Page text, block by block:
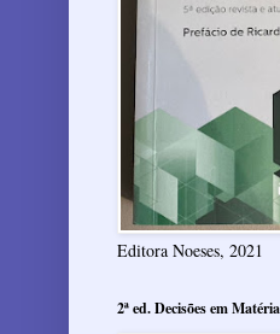
Editora Noeses, 2021
2ª ed. Decisões em